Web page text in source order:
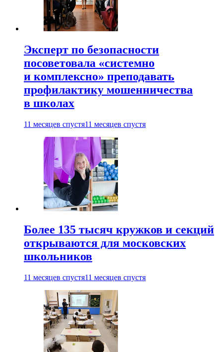
Эксперт по безопасности
посоветовала «системно
и комплексно» преподавать
профилактику мошенничества
в школах
11 месяцев спустя11 месяцев спустя
Более 135 тысяч кружков и секций
открываются для московских
школьников
11 месяцев спустя11 месяцев спустя